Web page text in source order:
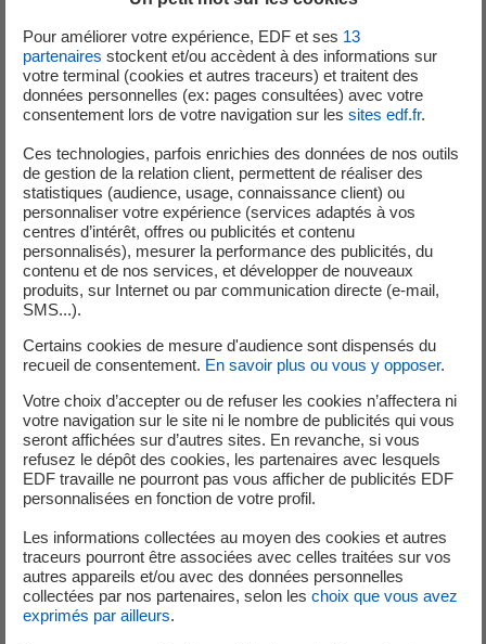
2 bases vie.
200 tonnes de matériels de réseau (câbles, kits de
réparation, outillages, etc.), 60 véhicules (dont 11
nacelles) et 220 groupes électrogènes (dont 20 de
fortes puissances) ont été déployés par le groupe
EDF. Le matériel est acheminé quotidiennement
depuis la Réunion et Paris. Un avion-cargo
transportant 100 tonnes de matériels a
notamment été affrété par le groupe EDF cette
semaine.
Avec son rôle de plateforme logistique, EDF à La Réunion
poursuit la facilitation de l’arrivée de l’ensemble des
équipes du groupe EDF mobilisées pour rejoindre Mayotte.
collecte de fonds a été mise en place par la Fondation
groupe EDF auprès des salariés du Groupe. Les fonds
collectés seront abondés à hauteur de 200 000 euros par
la Fondation groupe EDF et permettront notamment de
Croix Rouge Française et les Apprentis d’Auteuil.
Le groupe EDF réaffirme son engagement et sa solidarité
envers à la population de Mayotte dans cette période
Pour améliorer votre expérience, EDF et ses 13
partenaires stockent et/ou accèdent à des informations sur
votre terminal (cookies et autres traceurs) et traitent des
données personnelles (ex: pages consultées) avec votre
consentement lors de votre navigation sur les sites edf.fr.
Ces technologies, parfois enrichies des données de nos outils
de gestion de la relation client, permettent de réaliser des
statistiques (audience, usage, connaissance client) ou
personnaliser votre expérience (services adaptés à vos
centres d’intérêt, offres ou publicités et contenu
personnalisés), mesurer la performance des publicités, du
contenu et de nos services, et développer de nouveaux
produits, sur Internet ou par communication directe (e-mail,
SMS...).
Certains cookies de mesure d'audience sont dispensés du
recueil de consentement. En savoir plus ou vous y opposer.
Votre choix d’accepter ou de refuser les cookies n’affectera ni
votre navigation sur le site ni le nombre de publicités qui vous
seront affichées sur d’autres sites. En revanche, si vous
refusez le dépôt des cookies, les partenaires avec lesquels
EDF travaille ne pourront pas vous afficher de publicités EDF
personnalisées en fonction de votre profil.
Les informations collectées au moyen des cookies et autres
traceurs pourront être associées avec celles traitées sur vos
autres appareils et/ou avec des données personnelles
collectées par nos partenaires, selon les choix que vous avez
exprimés par ailleurs.